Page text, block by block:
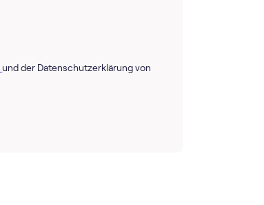
und der Datenschutzerklärung von